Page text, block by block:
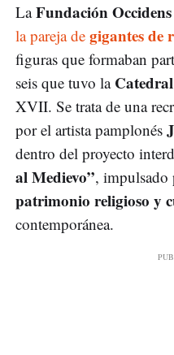
LaFundación Occidens
la pareja de gigantes de
figuras que formaban
seis que tuvo la
XVII. Se trata de una
por el artista pamplonés
dentro del proyecto
al Medievo”, impulsado
patrimonio religioso y
contemporánea.